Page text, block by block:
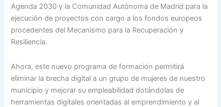
Agenda 2030 y la Comunidad Autónoma de Madrid para la
ejecución de proyectos con cargo a los fondos europeos
procedentes del Mecanismo para la Recuperación y
Resiliencia.
Ahora, este nuevo programa de formación permitirá
eliminar la brecha digital a un grupo de mujeres de nuestro
municipio y mejorar su empleabilidad dotándolas de
herramientas digitales orientadas al emprendimiento y al